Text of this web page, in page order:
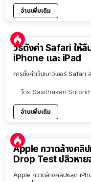
อ่านเพิ่มเติม
วิธีตั้งค่า Safari ให้ลื่
iPhone และ iPad
การตั้งค่าเว็ปเบาว์เซอร์
โดย Sasithakan
อ่านเพิ่มเติม
Apple กวาดล้างคลิ
Drop Test ปลิวหาย
Apple กวาดล้างคลิปหลุด